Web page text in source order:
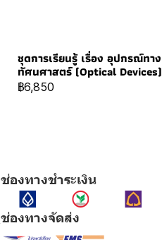
ชุดการเรียนรู้ เรื่อง อุปกรณ์ทาง
ทัศนศาสตร์ (Optical Devices)
฿6,850
ช่องทางชำระเงิน
ช่องทางจัดส่ง